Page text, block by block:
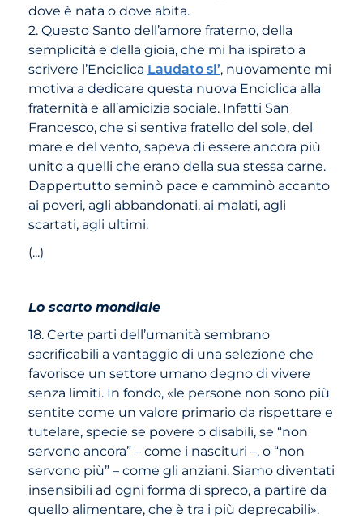
dove è nata o dove abita.
2. Questo Santo dell’amore fraterno, della
semplicità e della gioia, che mi ha ispirato a
scrivere l’Enciclica Laudato si’, nuovamente mi
motiva a dedicare questa nuova Enciclica alla
fraternità e all’amicizia sociale. Infatti San
Francesco, che si sentiva fratello del sole, del
mare e del vento, sapeva di essere ancora più
unito a quelli che erano della sua stessa carne.
Dappertutto seminò pace e camminò accanto
ai poveri, agli abbandonati, ai malati, agli
scartati, agli ultimi.
(...)
Lo scarto mondiale
18. Certe parti dell’umanità sembrano
sacrificabili a vantaggio di una selezione che
favorisce un settore umano degno di vivere
senza limiti. In fondo, «le persone non sono più
sentite come un valore primario da rispettare e
tutelare, specie se povere o disabili, se “non
servono ancora” – come i nascituri –, o “non
servono più” – come gli anziani. Siamo diventati
insensibili ad ogni forma di spreco, a partire da
quello alimentare, che è tra i più deprecabili».